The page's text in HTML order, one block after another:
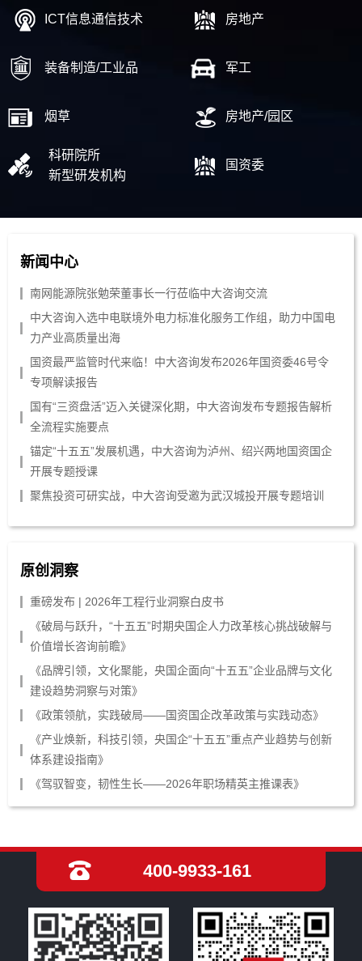
ICT信息通信技术 房地产
装备制造/工业品 军工
烟草 房地产/园区
科研院所
新型研发机构
国资委
新闻中心
南网能源院张勉荣董事长一行莅临中大咨询交流
中大咨询入选中电联境外电力标准化服务工作组，助力中国电
力产业高质量出海
国资最严监管时代来临！中大咨询发布2026年国资委46号令
专项解读报告
国有“三资盘活”迈入关键深化期，中大咨询发布专题报告解析
全流程实施要点
锚定“十五五”发展机遇，中大咨询为泸州、绍兴两地国资国企
开展专题授课
聚焦投资可研实战，中大咨询受邀为武汉城投开展专题培训
原创洞察
重磅发布 | 2026年工程行业洞察白皮书
《破局与跃升，“十五五”时期央国企人力改革核心挑战破解与
价值增长咨询前瞻》
《品牌引领，文化聚能，央国企面向“十五五”企业品牌与文化
建设趋势洞察与对策》
《政策领航，实践破局——国资国企改革政策与实践动态》
《产业焕新，科技引领，央国企“十五五”重点产业趋势与创新
体系建设指南》
《驾驭智变，韧性生长——2026年职场精英主推课表》
400-9933-161